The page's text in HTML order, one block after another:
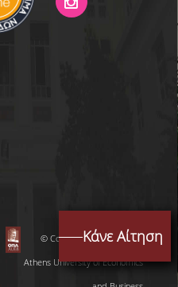
Κάνε Αίτηση
© Copyright 1996 - 2026 |
Athens University of Economics